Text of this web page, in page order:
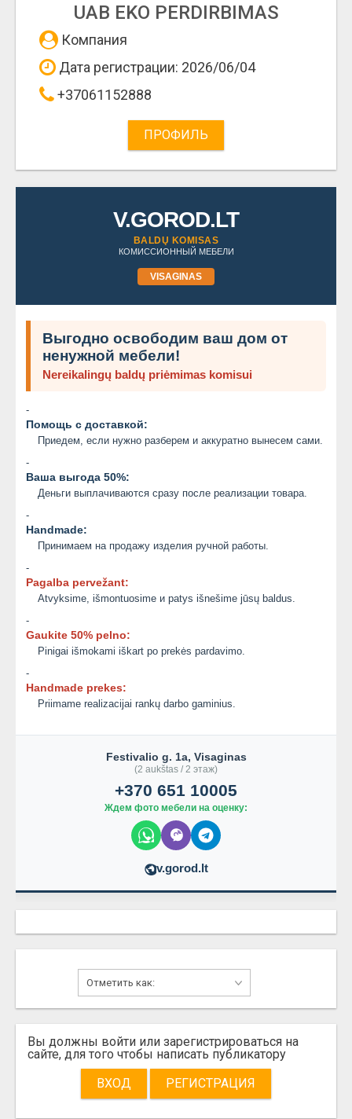
UAB EKO PERDIRBIMAS
Компания
Дата регистрации: 2026/06/04
+37061152888
ПРОФИЛЬ
V.GOROD.LT
BALDŲ KOMISAS
КОМИССИОННЫЙ МЕБЕЛИ
VISAGINAS
Выгодно освободим ваш дом от
ненужной мебели!
Nereikalingų baldų priėmimas komisui
-
Помощь с доставкой:
Приедем, если нужно разберем и аккуратно вынесем сами.
-
Ваша выгода 50%:
Деньги выплачиваются сразу после реализации товара.
-
Handmade:
Принимаем на продажу изделия ручной работы.
-
Pagalba pervežant:
Atvyksime, išmontuosime и patys išnešime jūsų baldus.
-
Gaukite 50% pelno:
Pinigai išmokami iškart po prekės pardavimo.
-
Handmade prekes:
Priimame realizacijai rankų darbo gaminius.
Festivalio g. 1a, Visaginas
(2 aukštas / 2 этаж)
+370 651 10005
Ждем фото мебели на оценку:
v.gorod.lt
Вы должны войти или зарегистрироваться на
сайте, для того чтобы написать публикатору
ВХОД
РЕГИСТРАЦИЯ